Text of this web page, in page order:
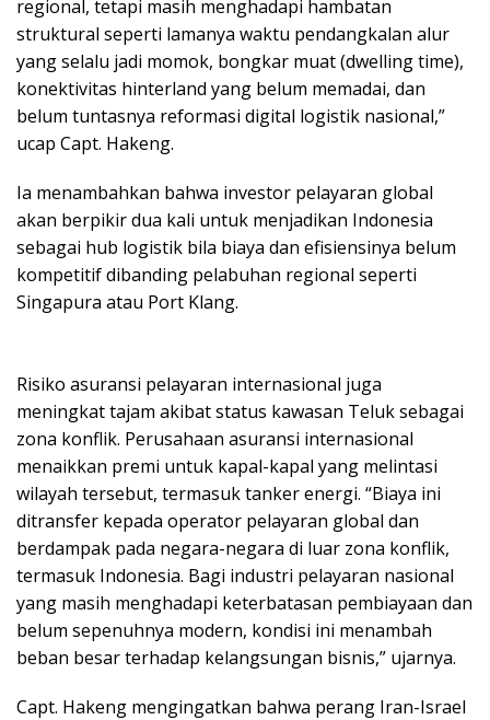
regional, tetapi masih menghadapi hambatan
struktural seperti lamanya waktu pendangkalan alur
yang selalu jadi momok, bongkar muat (dwelling time),
konektivitas hinterland yang belum memadai, dan
belum tuntasnya reformasi digital logistik nasional,”
ucap Capt. Hakeng.
Ia menambahkan bahwa investor pelayaran global
akan berpikir dua kali untuk menjadikan Indonesia
sebagai hub logistik bila biaya dan efisiensinya belum
kompetitif dibanding pelabuhan regional seperti
Singapura atau Port Klang.
Risiko asuransi pelayaran internasional juga
meningkat tajam akibat status kawasan Teluk sebagai
zona konflik. Perusahaan asuransi internasional
menaikkan premi untuk kapal-kapal yang melintasi
wilayah tersebut, termasuk tanker energi. “Biaya ini
ditransfer kepada operator pelayaran global dan
berdampak pada negara-negara di luar zona konflik,
termasuk Indonesia. Bagi industri pelayaran nasional
yang masih menghadapi keterbatasan pembiayaan dan
belum sepenuhnya modern, kondisi ini menambah
beban besar terhadap kelangsungan bisnis,” ujarnya.
Capt. Hakeng mengingatkan bahwa perang Iran-Israel